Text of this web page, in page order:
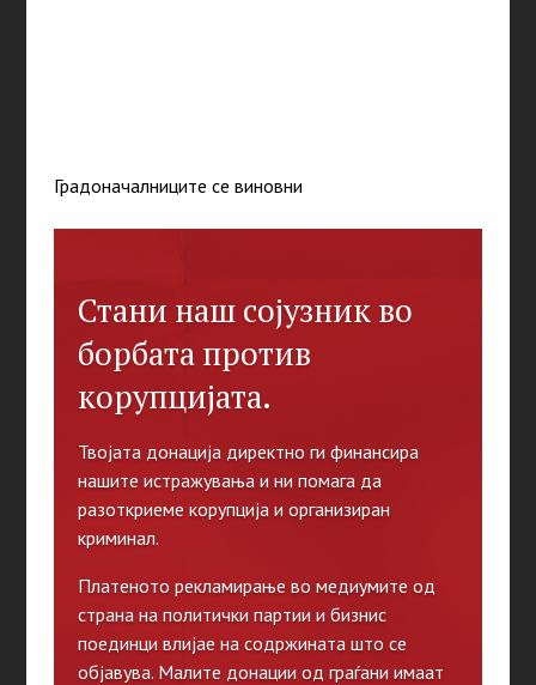
Градоначалниците се виновни
Стани наш сојузник во
борбата против
корупцијата.
Твојата донација директно ги финансира
нашите истражувања и ни помага да
разоткриеме корупција и организиран
криминал.
Платеното рекламирање во медиумите од
страна на политички партии и бизнис
поединци влијае на содржината што се
објавува. Малите донации од граѓани имаат